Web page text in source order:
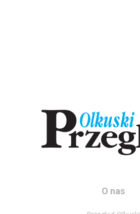
O nas